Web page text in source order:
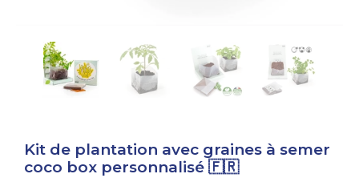
Kit de plantation avec graines à semer
coco box personnalisé 🇫🇷